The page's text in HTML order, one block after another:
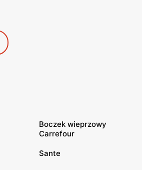
Boczek wieprzowy
Carrefour
Sante